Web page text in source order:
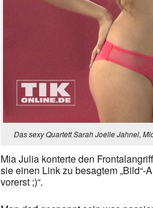
Das sexy Quartett Sarah Joelle Jahnel,
Mia Julia konterte den
sie einen Link zu besagtem
vorerst ;)“.